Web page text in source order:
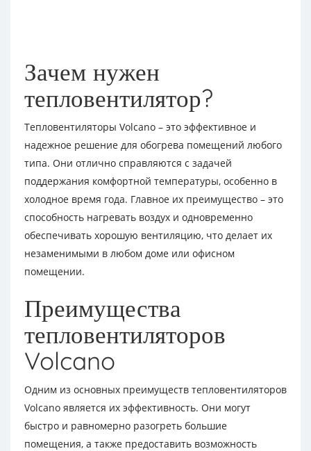
Зачем нужен
тепловентилятор?
Тепловентиляторы Volcano – это эффективное и
надежное решение для обогрева помещений любого
типа. Они отлично справляются с задачей
поддержания комфортной температуры, особенно в
холодное время года. Главное их преимущество – это
способность нагревать воздух и одновременно
обеспечивать хорошую вентиляцию, что делает их
незаменимыми в любом доме или офисном
помещении.
Преимущества
тепловентиляторов
Volcano
Одним из основных преимуществ тепловентиляторов
Volcano является их эффективность. Они могут
быстро и равномерно разогреть большие
помещения, а также предоставить возможность